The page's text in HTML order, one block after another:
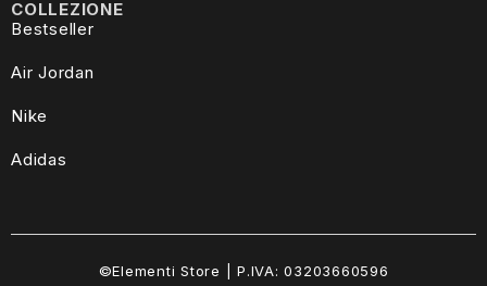
COLLEZIONE
Bestseller
Air Jordan
Nike
Adidas
©Elementi Store | P.IVA: 03203660596